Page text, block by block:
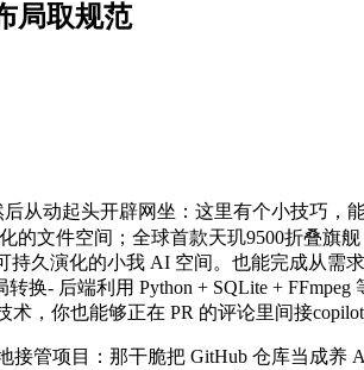
局取规范
从动起头开辟网坐：这里有个小技巧，
文件空间；全球首款天玑9500折叠旗舰
持久演化的小我 AI 空间。也能完成从需
换- 后端利用 Python + SQLite +
，你也能够正在 PR 的评论里间接copilot
管项目：那干脆把 GitHub 仓库当成养